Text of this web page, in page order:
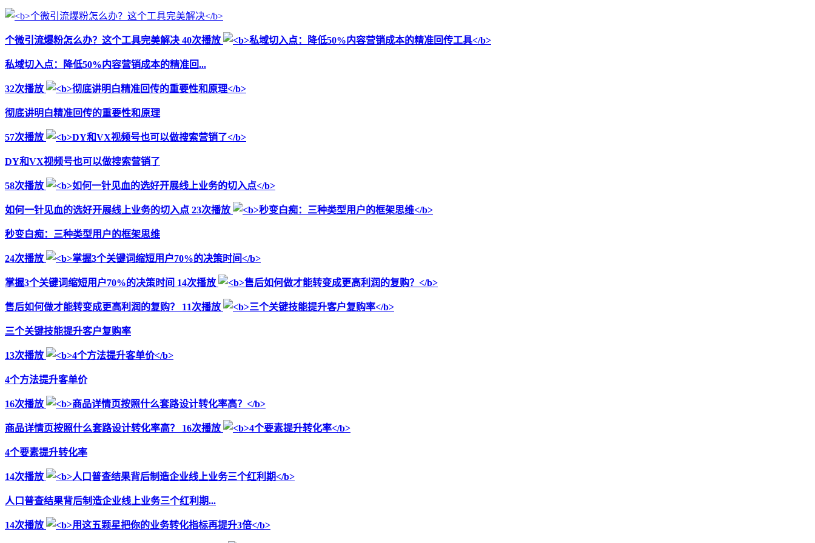
个微引流爆粉怎么办？这个工具完美解决 40次播放
私域切入点：降低50%内容营销成本的精准回...
32次播放
彻底讲明白精准回传的重要性和原理
57次播放
DY和VX视频号也可以做搜索营销了
58次播放
如何一针见血的选好开展线上业务的切入点 23次播放
秒变白痴：三种类型用户的框架思维
24次播放
掌握3个关键词缩短用户70%的决策时间 14次播放
售后如何做才能转变成更高利润的复购？ 11次播放
三个关键技能提升客户复购率
13次播放
4个方法提升客单价
16次播放
商品详情页按照什么套路设计转化率高？ 16次播放
4个要素提升转化率
14次播放
人口普查结果背后制造企业线上业务三个红利期...
14次播放